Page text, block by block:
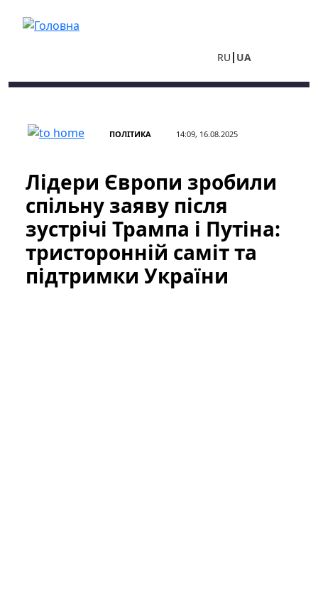
RU UA
ПОЛІТИКА 14:09, 16.08.2025
Лідери Європи зробили
спільну заяву після
зустрічі Трампа і Путіна:
тристоронній саміт та
підтримки України